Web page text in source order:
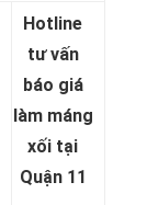
Hotline
tư vấn
báo giá
làm máng
xối tại
Quận 11